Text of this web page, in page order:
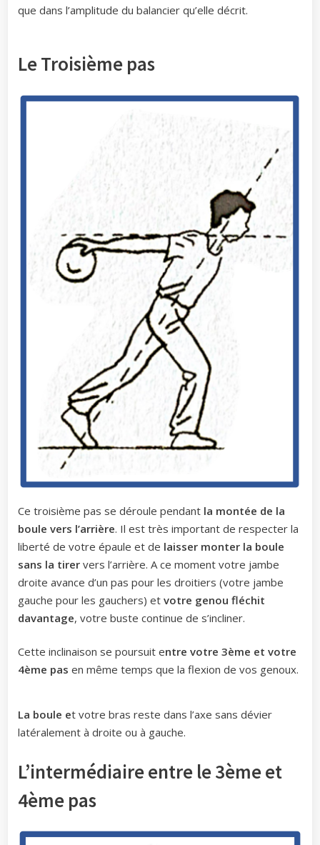
que dans l’amplitude du balancier qu’elle décrit.
Le Troisième pas
Ce troisième pas se déroule pendant la montée de la
boule vers l’arrière. Il est très important de respecter la
liberté de votre épaule et de laisser monter la boule
sans la tirer vers l’arrière. A ce moment votre jambe
droite avance d’un pas pour les droitiers (votre jambe
gauche pour les gauchers) et votre genou fléchit
davantage, votre buste continue de s’incliner.
Cette inclinaison se poursuit entre votre 3ème et votre
4ème pas en même temps que la flexion de vos genoux.
La boule et votre bras reste dans l’axe sans dévier
latéralement à droite ou à gauche.
L’intermédiaire entre le 3ème et
4ème pas